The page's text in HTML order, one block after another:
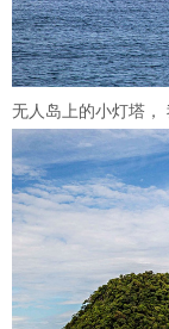
无人岛上的小灯塔，